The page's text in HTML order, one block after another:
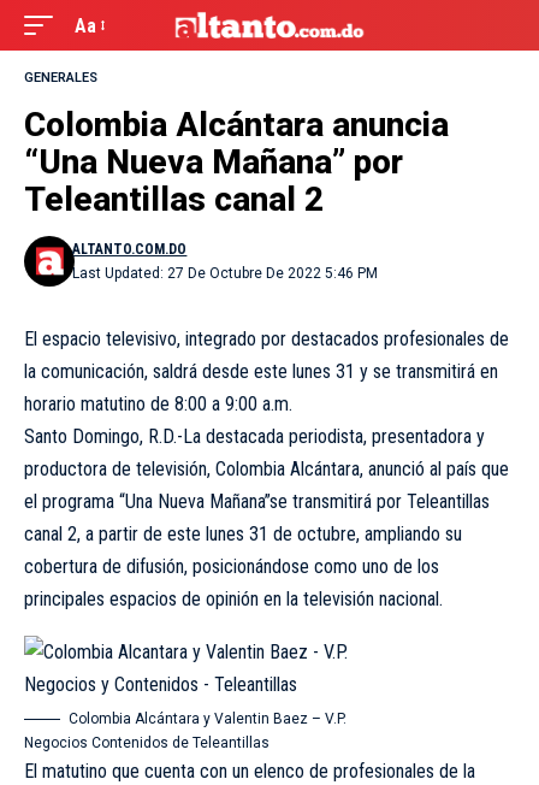
Aa
GENERALES
Colombia Alcántara anuncia
“Una Nueva Mañana” por
Teleantillas canal 2
Last Updated: 27 De Octubre De 2022 5:46 PM
ALTANTO.COM.DO
El espacio televisivo, integrado por destacados profesionales de
la comunicación, saldrá desde este lunes 31 y se transmitirá en
horario matutino de 8:00 a 9:00 a.m.
Santo Domingo, R.D.-La destacada periodista, presentadora y
productora de televisión, Colombia Alcántara, anunció al país que
el programa “Una Nueva Mañana”se transmitirá por Teleantillas
canal 2, a partir de este lunes 31 de octubre, ampliando su
cobertura de difusión, posicionándose como uno de los
principales espacios de opinión en la televisión nacional.
Colombia Alcántara y Valentin Baez – V.P.
Negocios Contenidos de Teleantillas
El matutino que cuenta con un elenco de profesionales de la